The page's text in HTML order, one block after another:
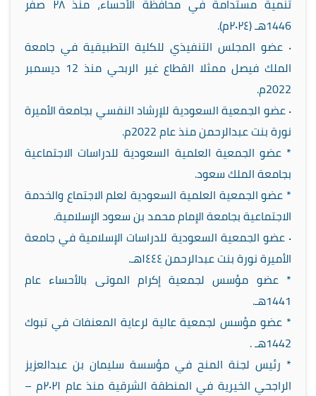
تنمية مستدامة في محافظة الأحساء، منذ ٢٨ صفر
1446هـ (٢٠٢٤م).
٠ عضو المجلس التنفيذي للكلية التطبيقية في جامعة
الملك فيصل ممثلا القطاع غير الربحي منذ 12 ديسمبر
2022م.
٠ عضو الجمعية السعودية للإرشاد النفسي بجامعة الأميرة
نورة بنت عبدالرحمن منذ عام 2022م.
* عضو الجمعية العلمية السعودية للدراسات الاجتماعية
بجامعة الملك سعود.
* عضو الجمعية العلمية السعودية لعلم الاجتماع والخدمة
الاجتماعية بجامعة الإمام محمد بن سعود الإسلامية.
٠ عضو الجمعية السعودية للدراسات الإسلامية في جامعة
الأميرة نورة بنت عبدالرحمن ١٤٤٤هـ.
* عضو مؤسس لجمعية إكرام الموتى بالأحساء عام
1441هـ.
* عضو مؤسس لجمعية عالية لرعاية المعنفات في تبوك
1442هـ .
* رئيس لجنة المنح في مؤسسة سليمان بن عبدالعزيز
الراجحي الخيرية في المنطقة الشرقية منذ عام ٢٠٢١م –